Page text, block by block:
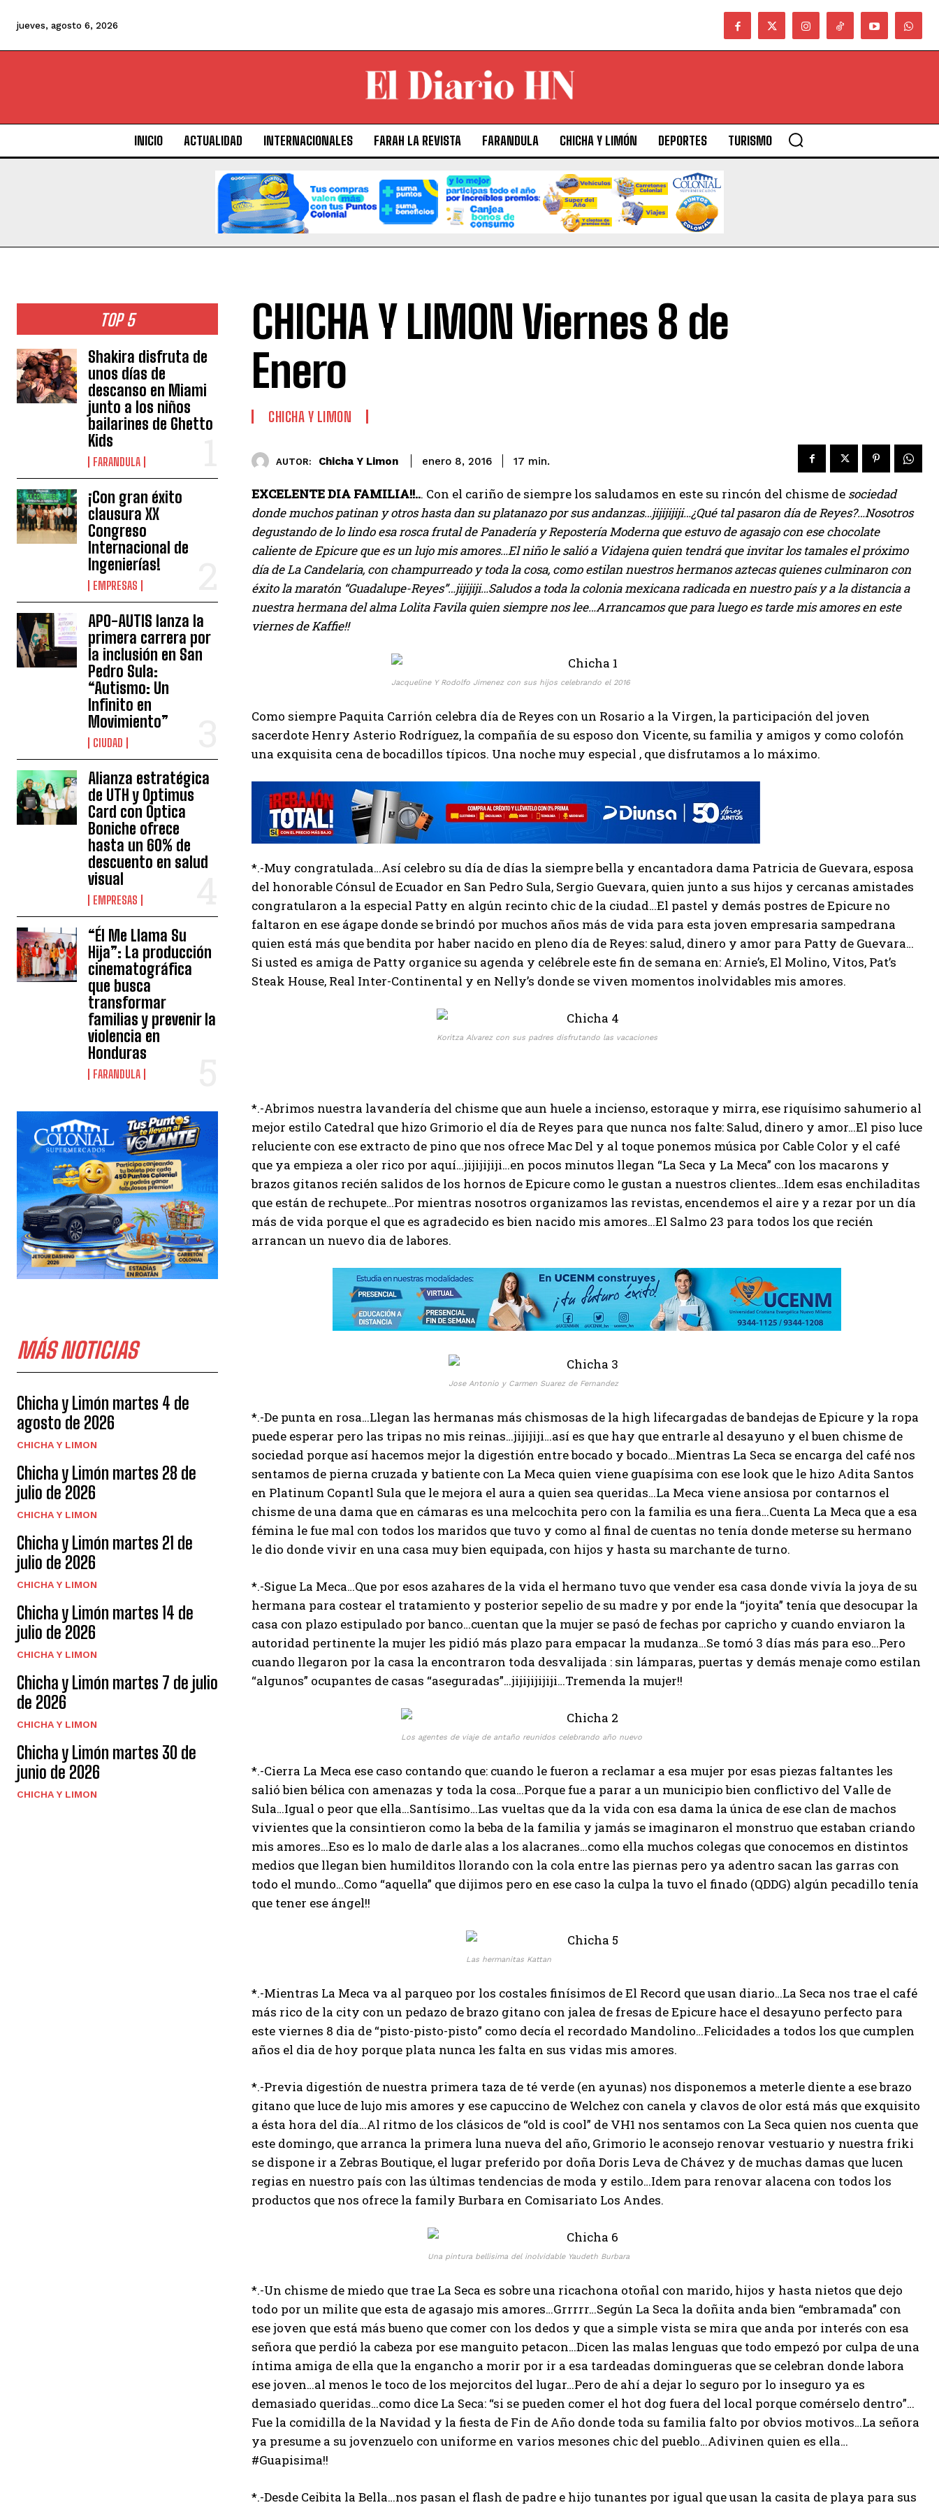
jueves, agosto 6, 2026
INICIO ACTUALIDAD INTERNACIONALES FARAH LA REVISTA FARANDULA CHICHA Y LIMÓN DEPORTES TURISMO
TOP 5
Shakira disfruta de
unos días de
descanso en Miami
junto a los niños
bailarines de Ghetto
Kids
FARANDULA
¡Con gran éxito
clausura XX
Congreso
Internacional de
Ingenierías!
EMPRESAS
APO-AUTIS lanza la
primera carrera por
la inclusión en San
Pedro Sula:
“Autismo: Un
Infinito en
Movimiento”
CIUDAD
Alianza estratégica
de UTH y Optimus
Card con Óptica
Boniche ofrece
hasta un 60% de
descuento en salud
visual
EMPRESAS
“Él Me Llama Su
Hija”: La producción
cinematográfica
que busca
transformar
familias y prevenir la
violencia en
Honduras
FARANDULA
MÁS NOTICIAS
Chicha y Limón martes 4 de
agosto de 2026
CHICHA Y LIMON
Chicha y Limón martes 28 de
julio de 2026
CHICHA Y LIMON
Chicha y Limón martes 21 de
julio de 2026
CHICHA Y LIMON
Chicha y Limón martes 14 de
julio de 2026
CHICHA Y LIMON
Chicha y Limón martes 7 de julio
de 2026
CHICHA Y LIMON
Chicha y Limón martes 30 de
junio de 2026
CHICHA Y LIMON
CHICHA Y LIMON Viernes 8 de
Enero
CHICHA Y LIMON
AUTOR: Chicha Y Limon enero 8, 2016 17 min.
EXCELENTE DIA FAMILIA!!... Con el cariño de siempre los saludamos en este su rincón del chisme de sociedad
donde muchos patinan y otros hasta dan su platanazo por sus andanzas…jijijijiji…¿Qué tal pasaron día de Reyes?…Nosotros
degustando de lo lindo esa rosca frutal de Panadería y Repostería Moderna que estuvo de agasajo con ese chocolate
caliente de Epicure que es un lujo mis amores…El niño le salió a Vidajena quien tendrá que invitar los tamales el próximo
día de La Candelaria, con champurreado y toda la cosa, como estilan nuestros hermanos aztecas quienes culminaron con
éxito la maratón “Guadalupe-Reyes”…jijijiji…Saludos a toda la colonia mexicana radicada en nuestro país y a la distancia a
nuestra hermana del alma Lolita Favila quien siempre nos lee…Arrancamos que para luego es tarde mis amores en este
viernes de Kaffie!!
Jacqueline Y Rodolfo Jimenez con sus hijos celebrando el 2016
Como siempre Paquita Carrión celebra día de Reyes con un Rosario a la Virgen, la participación del joven
sacerdote Henry Asterio Rodríguez, la compañía de su esposo don Vicente, su familia y amigos y como colofón
una exquisita cena de bocadillos típicos. Una noche muy especial , que disfrutamos a lo máximo.
*.-Muy congratulada…Así celebro su día de días la siempre bella y encantadora dama Patricia de Guevara, esposa
del honorable Cónsul de Ecuador en San Pedro Sula, Sergio Guevara, quien junto a sus hijos y cercanas amistades
congratularon a la especial Patty en algún recinto chic de la ciudad…El pastel y demás postres de Epicure no
faltaron en ese ágape donde se brindó por muchos años más de vida para esta joven empresaria sampedrana
quien está más que bendita por haber nacido en pleno día de Reyes: salud, dinero y amor para Patty de Guevara…
Si usted es amiga de Patty organice su agenda y celébrele este fin de semana en: Arnie’s, El Molino, Vitos, Pat’s
Steak House, Real Inter-Continental y en Nelly’s donde se viven momentos inolvidables mis amores.
Koritza Alvarez con sus padres disfrutando las vacaciones
*.-Abrimos nuestra lavandería del chisme que aun huele a incienso, estoraque y mirra, ese riquísimo sahumerio al
mejor estilo Catedral que hizo Grimorio el día de Reyes para que nunca nos falte: Salud, dinero y amor…El piso luce
reluciente con ese extracto de pino que nos ofrece Mac Del y al toque ponemos música por Cable Color y el café
que ya empieza a oler rico por aquí…jijijijiji…en pocos minutos llegan “La Seca y La Meca” con los macarons y
brazos gitanos recién salidos de los hornos de Epicure como le gustan a nuestros clientes…Idem esas enchiladitas
que están de rechupete…Por mientras nosotros organizamos las revistas, encendemos el aire y a rezar por un día
más de vida porque el que es agradecido es bien nacido mis amores…El Salmo 23 para todos los que recién
arrancan un nuevo dia de labores.
Jose Antonio y Carmen Suarez de Fernandez
*.-De punta en rosa…Llegan las hermanas más chismosas de la high lifecargadas de bandejas de Epicure y la ropa
puede esperar pero las tripas no mis reinas…jijijiji…así es que hay que entrarle al desayuno y el buen chisme de
sociedad porque así hacemos mejor la digestión entre bocado y bocado…Mientras La Seca se encarga del café nos
sentamos de pierna cruzada y batiente con La Meca quien viene guapísima con ese look que le hizo Adita Santos
en Platinum Copantl Sula que le mejora el aura a quien sea queridas…La Meca viene ansiosa por contarnos el
chisme de una dama que en cámaras es una melcochita pero con la familia es una fiera…Cuenta La Meca que a esa
fémina le fue mal con todos los maridos que tuvo y como al final de cuentas no tenía donde meterse su hermano
le dio donde vivir en una casa muy bien equipada, con hijos y hasta su marchante de turno.
*.-Sigue La Meca…Que por esos azahares de la vida el hermano tuvo que vender esa casa donde vivía la joya de su
hermana para costear el tratamiento y posterior sepelio de su madre y por ende la “joyita” tenía que desocupar la
casa con plazo estipulado por banco…cuentan que la mujer se pasó de fechas por capricho y cuando enviaron la
autoridad pertinente la mujer les pidió más plazo para empacar la mudanza…Se tomó 3 días más para eso…Pero
cuando llegaron por la casa la encontraron toda desvalijada : sin lámparas, puertas y demás menaje como estilan
“algunos” ocupantes de casas “aseguradas”…jijijijijiji…Tremenda la mujer!!
Los agentes de viaje de antaño reunidos celebrando año nuevo
*.-Cierra La Meca ese caso contando que: cuando le fueron a reclamar a esa mujer por esas piezas faltantes les
salió bien bélica con amenazas y toda la cosa…Porque fue a parar a un municipio bien conflictivo del Valle de
Sula…Igual o peor que ella…Santísimo…Las vueltas que da la vida con esa dama la única de ese clan de machos
vivientes que la consintieron como la beba de la familia y jamás se imaginaron el monstruo que estaban criando
mis amores…Eso es lo malo de darle alas a los alacranes…como ella muchos colegas que conocemos en distintos
medios que llegan bien humilditos llorando con la cola entre las piernas pero ya adentro sacan las garras con
todo el mundo…Como “aquella” que dijimos pero en ese caso la culpa la tuvo el finado (QDDG) algún pecadillo tenía
que tener ese ángel!!
Las hermanitas Kattan
*.-Mientras La Meca va al parqueo por los costales finísimos de El Record que usan diario…La Seca nos trae el café
más rico de la city con un pedazo de brazo gitano con jalea de fresas de Epicure hace el desayuno perfecto para
este viernes 8 dia de “pisto-pisto-pisto” como decía el recordado Mandolino…Felicidades a todos los que cumplen
años el dia de hoy porque plata nunca les falta en sus vidas mis amores.
*.-Previa digestión de nuestra primera taza de té verde (en ayunas) nos disponemos a meterle diente a ese brazo
gitano que luce de lujo mis amores y ese capuccino de Welchez con canela y clavos de olor está más que exquisito
a ésta hora del día…Al ritmo de los clásicos de “old is cool” de VH1 nos sentamos con La Seca quien nos cuenta que
este domingo, que arranca la primera luna nueva del año, Grimorio le aconsejo renovar vestuario y nuestra friki
se dispone ir a Zebras Boutique, el lugar preferido por doña Doris Leva de Chávez y de muchas damas que lucen
regias en nuestro país con las últimas tendencias de moda y estilo…Idem para renovar alacena con todos los
productos que nos ofrece la family Burbara en Comisariato Los Andes.
Una pintura bellisima del inolvidable Yaudeth Burbara
*.-Un chisme de miedo que trae La Seca es sobre una ricachona otoñal con marido, hijos y hasta nietos que dejo
todo por un milite que esta de agasajo mis amores…Grrrrr…Según La Seca la doñita anda bien “embramada” con
ese joven que está más bueno que comer con los dedos y que a simple vista se mira que anda por interés con esa
señora que perdió la cabeza por ese manguito petacon…Dicen las malas lenguas que todo empezó por culpa de una
íntima amiga de ella que la engancho a morir por ir a esa tardeadas domingueras que se celebran donde labora
ese joven…al menos le toco de los mejorcitos del lugar…Pero de ahí a dejar lo seguro por lo inseguro ya es
demasiado queridas…como dice La Seca: “si se pueden comer el hot dog fuera del local porque comérselo dentro”…
Fue la comidilla de la Navidad y la fiesta de Fin de Año donde toda su familia falto por obvios motivos…La señora
ya presume a su jovenzuelo con uniforme en varios mesones chic del pueblo…Adivinen quien es ella…
#Guapisima!!
*.-Desde Ceibita la Bella…nos pasan el flash de padre e hijo tunantes por igual que usan la casita de playa para sus